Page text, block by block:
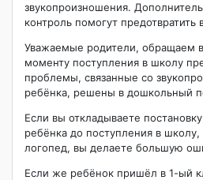
звукопроизношения.
контроль помогут предотвратить
Уважаемые родители, обращаем
моменту поступления в школу
проблемы, связанные со
ребёнка, решены в дошкольный
Если вы откладываете
ребёнка до поступления в школу,
логопед, вы делаете большую
Если же ребёнок пришёл в 1-ый